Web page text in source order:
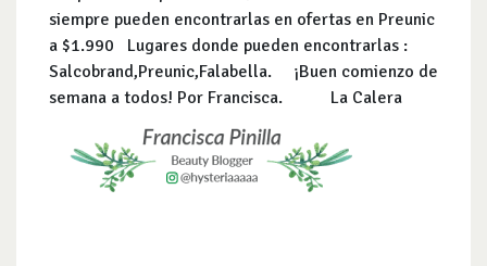
siempre pueden encontrarlas en ofertas en Preunic
a $1.990 Lugares donde pueden encontrarlas :
Salcobrand,Preunic,Falabella. ¡Buen comienzo de
semana a todos! Por Francisca. La Calera